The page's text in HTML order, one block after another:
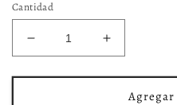
Cantidad
Reducir
cantidad
para
Aumentar
cantidad
para
Vela